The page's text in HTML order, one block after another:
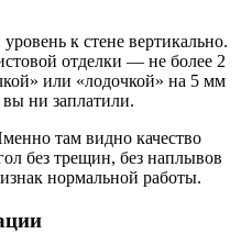
к стене вертикально.
отделки — не более 2
или «лодочкой» на 5 мм
ни заплатили.
там видно качество
без трещин, без наплывов
нормальной работы.